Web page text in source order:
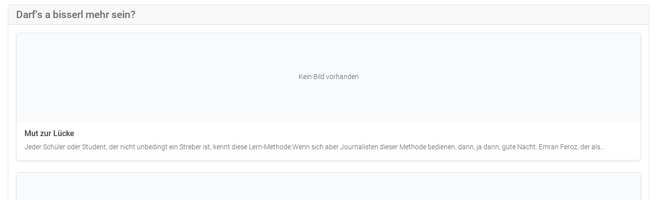
Darf‘s a bisserl mehr sein?
Kein Bild vorhanden
Mut zur Lücke
Jeder Schüler oder Student, der nicht unbedingt ein Streber ist, kennt diese Lern-Methode.Wenn sich aber Journalisten dieser Methode bedienen, dann, ja dann, gute Nacht. Emran Feroz, der als...